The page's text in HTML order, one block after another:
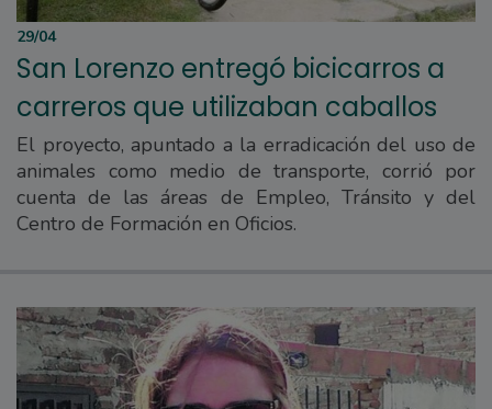
29/04
San Lorenzo entregó bicicarros a
carreros que utilizaban caballos
El proyecto, apuntado a la erradicación del uso de
animales como medio de transporte, corrió por
cuenta de las áreas de Empleo, Tránsito y del
Centro de Formación en Oficios.